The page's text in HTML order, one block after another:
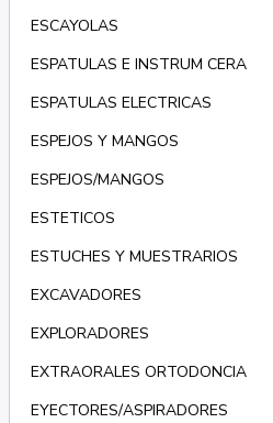
ESCAYOLAS
ESPATULAS E INSTRUM CERA
ESPATULAS ELECTRICAS
ESPEJOS Y MANGOS
ESPEJOS/MANGOS
ESTETICOS
ESTUCHES Y MUESTRARIOS
EXCAVADORES
EXPLORADORES
EXTRAORALES ORTODONCIA
EYECTORES/ASPIRADORES